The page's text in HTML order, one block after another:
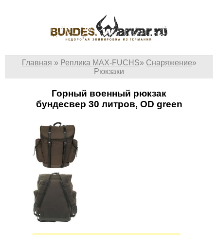
Главная » Реплика MAX-FUCHS» Снаряжение»
Рюкзаки
Горный военный рюкзак
бундесвер 30 литров, OD green